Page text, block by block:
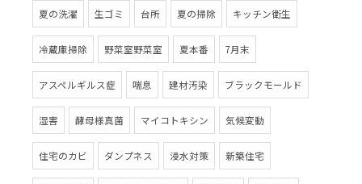
夏の洗濯 生ゴミ 台所 夏の掃除 キッチン衛生
冷蔵庫掃除 野菜室野菜室 夏本番 7月末
アスペルギルス症 喘息 建材汚染 ブラックモールド
湿害 酵母様真菌 マイコトキシン 気候変動
住宅のカビ ダンプネス 浸水対策 新築住宅